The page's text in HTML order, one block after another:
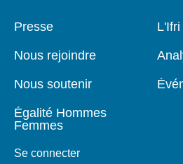
Pied
Presse
Nous rejoindre
Nous soutenir
Égalité Hommes
Femmes
Se connecter
L'Ifri